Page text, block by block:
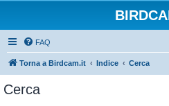
FAQ
Torna a Birdcam.it Indice Cerca
Cerca